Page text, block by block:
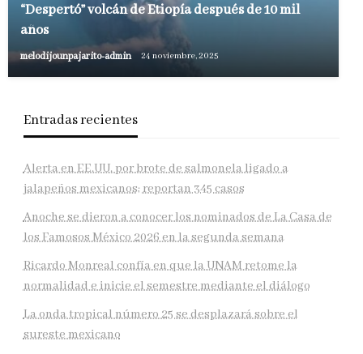
“Despertó” volcán de Etiopía después de 10 mil
años
melodijounpajarito-admin 24 noviembre, 2025
Entradas recientes
Alerta en EE.UU. por brote de salmonela ligado a
jalapeños mexicanos; reportan 345 casos
Anoche se dieron a conocer los nominados de La Casa de
los Famosos México 2026 en la segunda semana
Ricardo Monreal confía en que la UNAM retome la
normalidad e inicie el semestre mediante el diálogo
La onda tropical número 25 se desplazará sobre el
sureste mexicano